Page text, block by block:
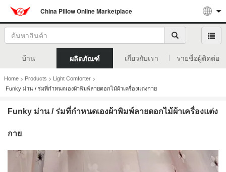
China Pillow Online Marketplace
บ้าน ผลิตภัณฑ์ เกี่ยวกับเรา รายชื่อผู้ติดต่อ
Home > Products > Light Comforter >
Funky ม่าน / ร่มที่กำหนดเองผ้าพิมพ์ลายดอกไม้ผ้าเครื่องแต่งกาย
Funky ม่าน / ร่มที่กำหนดเองผ้าพิมพ์ลายดอกไม้ผ้าเครื่องแต่ง
กาย